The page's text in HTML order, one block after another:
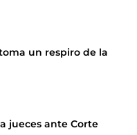
un respiro de la
jueces ante Corte